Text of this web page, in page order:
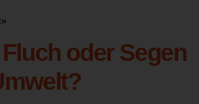
oder Segen